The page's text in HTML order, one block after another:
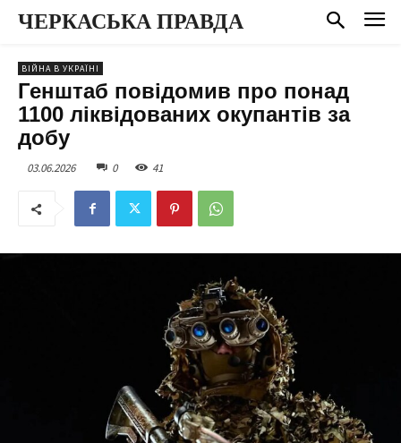
ЧЕРКАСЬКА ПРАВДА
ВІЙНА В УКРАЇНІ
Генштаб повідомив про понад
1100 ліквідованих окупантів за
добу
03.06.2026 0 41